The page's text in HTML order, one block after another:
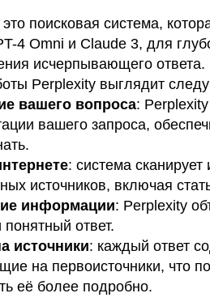
поисковая система,
4 Omni и Claude 3, для
исчерпывающего ответа.
Perplexity выглядит
вашего вопроса:
вашего запроса,
: система
источников, включая
информации: Perplexity
ответ.
источники: каждый ответ
на первоисточники, что
её более подробно.